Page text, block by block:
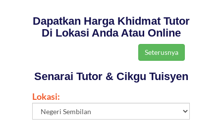
Dapatkan Harga Khidmat Tutor
Di Lokasi Anda Atau Online
Senarai Tutor & Cikgu Tuisyen
Lokasi: